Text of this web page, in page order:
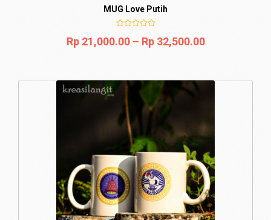
MUG Love Putih
Rp21,000.00 – Rp32,500.00